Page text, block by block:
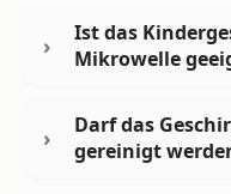
Ist das
Mikrowelle
Darf das
gereinigt